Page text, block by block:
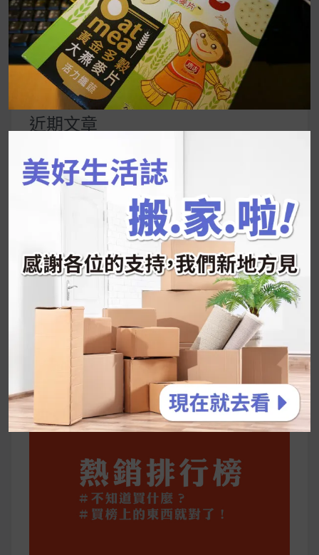
UrMart 為你打造理想生活
尋
鍵
字:
近期文章
韓國人為什麼不容易胖？
推的MZ Diet ！
好吃的蛋白點心還有好玩的運動小遊戲！今年過
年已經等不及帶這盒跟我的親戚、朋友們一起分
享～
2026 過年禮盒推薦｜五款百元健康伴手禮
停用猛健樂後會反彈嗎？作用解析＋停藥後體重
維持全攻略
公主營養師：飲食改變也是能快樂執行的！6 個
你一定要知道的技巧